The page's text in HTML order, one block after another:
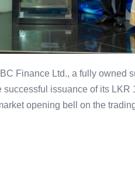
Finance Ltd., a fully owned
issuance of its LKR
opening bell on the